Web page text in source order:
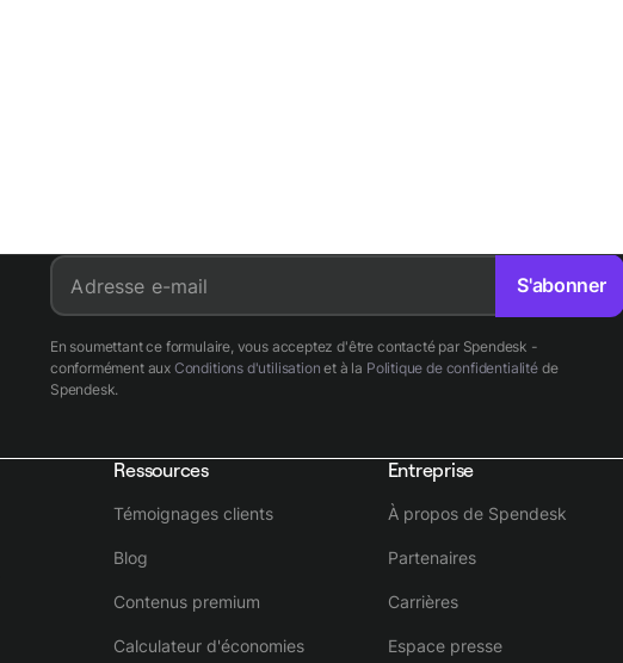
Adresse e-mail
En soumettant ce formulaire, vous acceptez d'être contacté par Spendesk -
conformément aux Conditions d'utilisation et à la Politique de confidentialitéde
Spendesk.
S'abonner
Ressources
Témoignages clients
Blog
Contenus premium
Calculateur d'économies
Entreprise
À propos de Spendesk
Partenaires
Carrières
Espace presse